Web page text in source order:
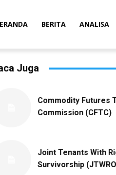
BERITA ANALISA
Juga
Commodity Futures
Commission (CFTC)
Joint Tenants With
Survivorship